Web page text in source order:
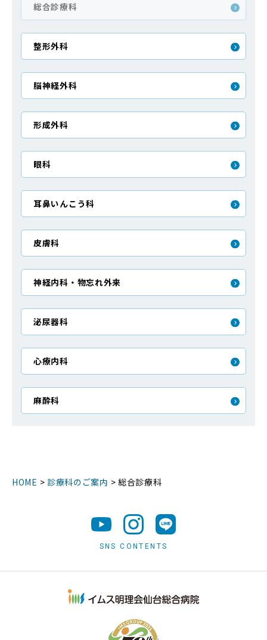
総合診療科
整形外科
脳神経外科
形成外科
眼科
耳鼻いんこう科
皮膚科
神経内科・物忘れ外来
泌尿器科
心療内科
麻酔科
HOME > 診療科のご案内 > 総合診療科
SNS CONTENTS